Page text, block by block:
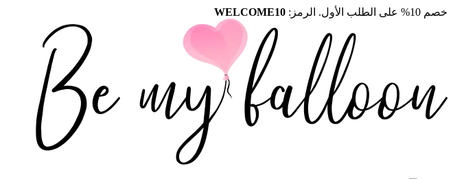
خصم 10% على الطلب الأول. الرمز: WELCOME10